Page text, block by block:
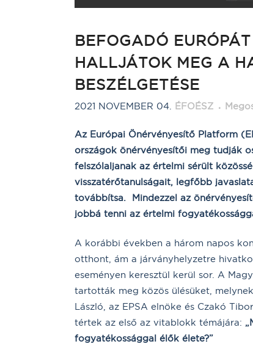
BEFOGADÓ
HALLJÁTOK MEG A
BESZÉLGETÉSE
2021 NOVEMBER 04. ÉFOÉSZ
Az Európai Önérvényesítő Platform
országok önérvényesítői meg tudják
felszólaljanak az értelmi sérült
visszatérőtanulságait, legfőbb
továbbítsa. Mindezzel az
jobbá tenni az értelmi
A korábbi években a három napos
otthont, ám a járványhelyzetre
eseményen keresztül kerül sor. A
tartották meg közös ülésüket,
László, az EPSA elnöke és Czakó
tértek az első az vitablokk témájára:
fogyatékossággal élők élete?”